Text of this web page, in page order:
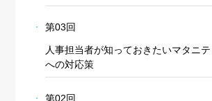
第03回
人事担当者が知っておきたいマタニ
への対応策
第02回